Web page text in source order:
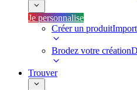
Je personnalise
Créer un produit
Brodez votre création
Trouver